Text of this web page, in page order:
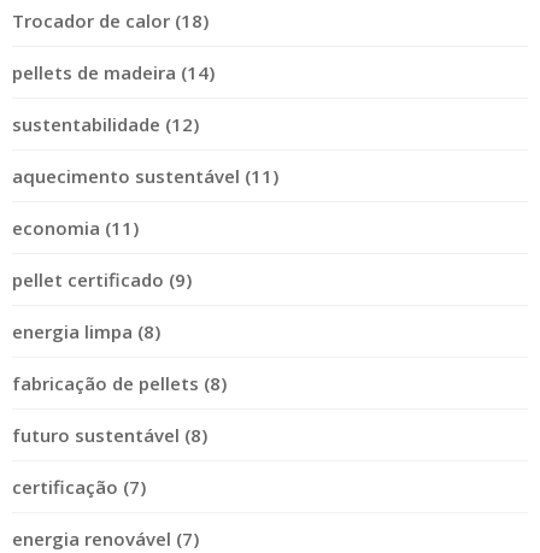
Trocador de calor (18)
pellets de madeira (14)
sustentabilidade (12)
aquecimento sustentável (11)
economia (11)
pellet certificado (9)
energia limpa (8)
fabricação de pellets (8)
futuro sustentável (8)
certificação (7)
energia renovável (7)